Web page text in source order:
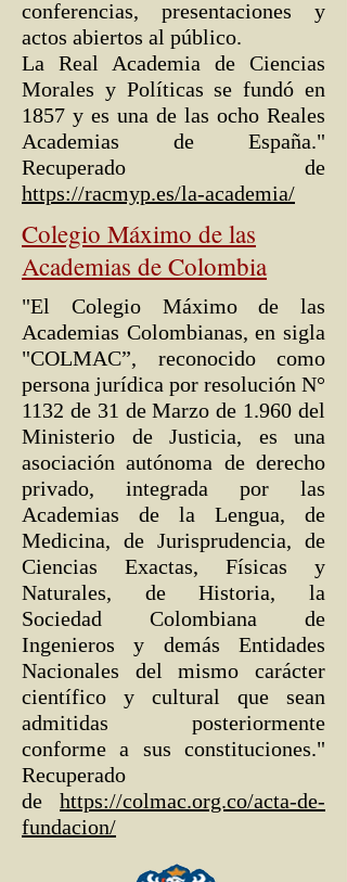
conferencias, presentaciones y
actos abiertos al público.
La Real Academia de Ciencias
Morales y Políticas se fundó en
1857 y es una de las ocho Reales
Academias de España."
Recuperado de
https://racmyp.es/la-academia/
Colegio Máximo de las
Academias de Colombia
"El Colegio Máximo de las
Academias Colombianas, en sigla
"COLMAC”, reconocido como
persona jurídica por resolución N°
1132 de 31 de Marzo de 1.960 del
Ministerio de Justicia, es una
asociación autónoma de derecho
privado, integrada por las
Academias de la Lengua, de
Medicina, de Jurisprudencia, de
Ciencias Exactas, Físicas y
Naturales, de Historia, la
Sociedad Colombiana de
Ingenieros y demás Entidades
Nacionales del mismo carácter
científico y cultural que sean
admitidas posteriormente
conforme a sus constituciones."
Recuperado
de https://colmac.org.co/acta-de-
fundacion/